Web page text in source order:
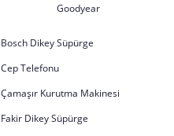
Goodyear
Bosch Dikey Süpürge
Cep Telefonu
Çamaşır Kurutma Makinesi
Fakir Dikey Süpürge